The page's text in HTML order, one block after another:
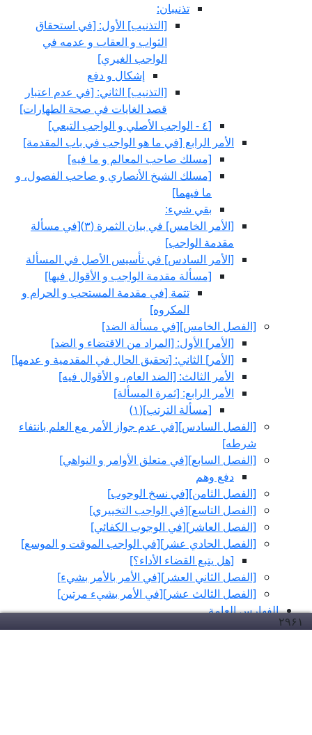
تذنيبان:
[التذنيب‏] الأول: [في استحقاق
الثواب و العقاب و عدمه في
الواجب الغيري‏]
إشكال و دفع
[التذنيب‏] الثاني: [في عدم اعتبار
قصد الغايات في صحة الطهارات‏]
[٤ - الواجب الأصلي و الواجب التبعي‏]
الأمر الرابع‏ [في ما هو الواجب في باب المقدمة]
[مسلك صاحب المعالم و ما فيه‏]
[مسلك الشيخ الأنصاري و صاحب الفصول، و
ما فيهما]
بقي شي‏ء:
[الأمر الخامس‏] في بيان الثمرة (٣)[في مسألة
مقدمة الواجب‏]
[الأمر السادس‏] في تأسيس الأصل في المسألة
[مسألة مقدمة الواجب و الأقوال فيها]
تتمة [في مقدمة المستحب و الحرام و
المكروه‏]
[الفصل الخامس‏][في مسألة الضد]
[الأمر] الأول: [المراد من الاقتضاء و الضد]
[الأمر] الثاني: [تحقيق الحال في المقدمية و عدمها]
الأمر الثالث: [الضد العام، و الأقوال فيه‏]
الأمر الرابع: [ثمرة المسألة]
[مسألة الترتب‏](١)
[الفصل السادس‏][في عدم جواز الأمر مع العلم بانتفاء
شرطه‏]
[الفصل السابع‏][في متعلق الأوامر و النواهي‏]
دفع وهم
[الفصل الثامن‏][في نسخ الوجوب‏]
[الفصل التاسع‏][في الواجب التخييري‏]
[الفصل العاشر][في الوجوب الكفائي‏]
[الفصل الحادي عشر][في الواجب الموقت و الموسع‏]
[هل يتبع القضاء الأداء؟]
[الفصل الثاني العشر][في الأمر بالأمر بشي‏ء]
[الفصل الثالث عشر][في الأمر بشي‏ء مرتين‏]
الفهارس العامة
۲۹۶۱